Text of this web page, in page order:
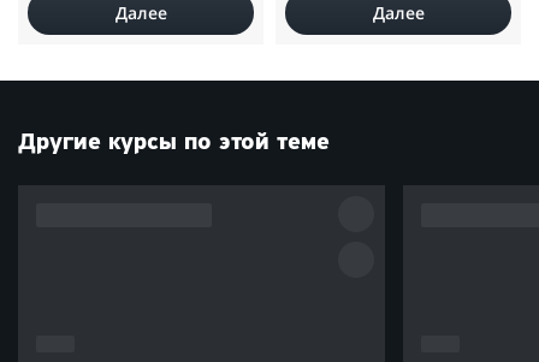
Далее Далее
Другие курсы по этой теме